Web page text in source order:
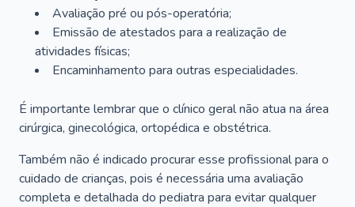
Avaliação pré ou pós-operatória;
Emissão de atestados para a realização de
atividades físicas;
Encaminhamento para outras especialidades.
É importante lembrar que o clínico geral não atua na área
cirúrgica, ginecológica, ortopédica e obstétrica.
Também não é indicado procurar esse profissional para o
cuidado de crianças, pois é necessária uma avaliação
completa e detalhada do pediatra para evitar qualquer